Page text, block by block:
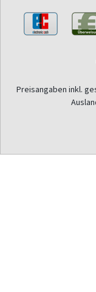
Preisangaben inkl.